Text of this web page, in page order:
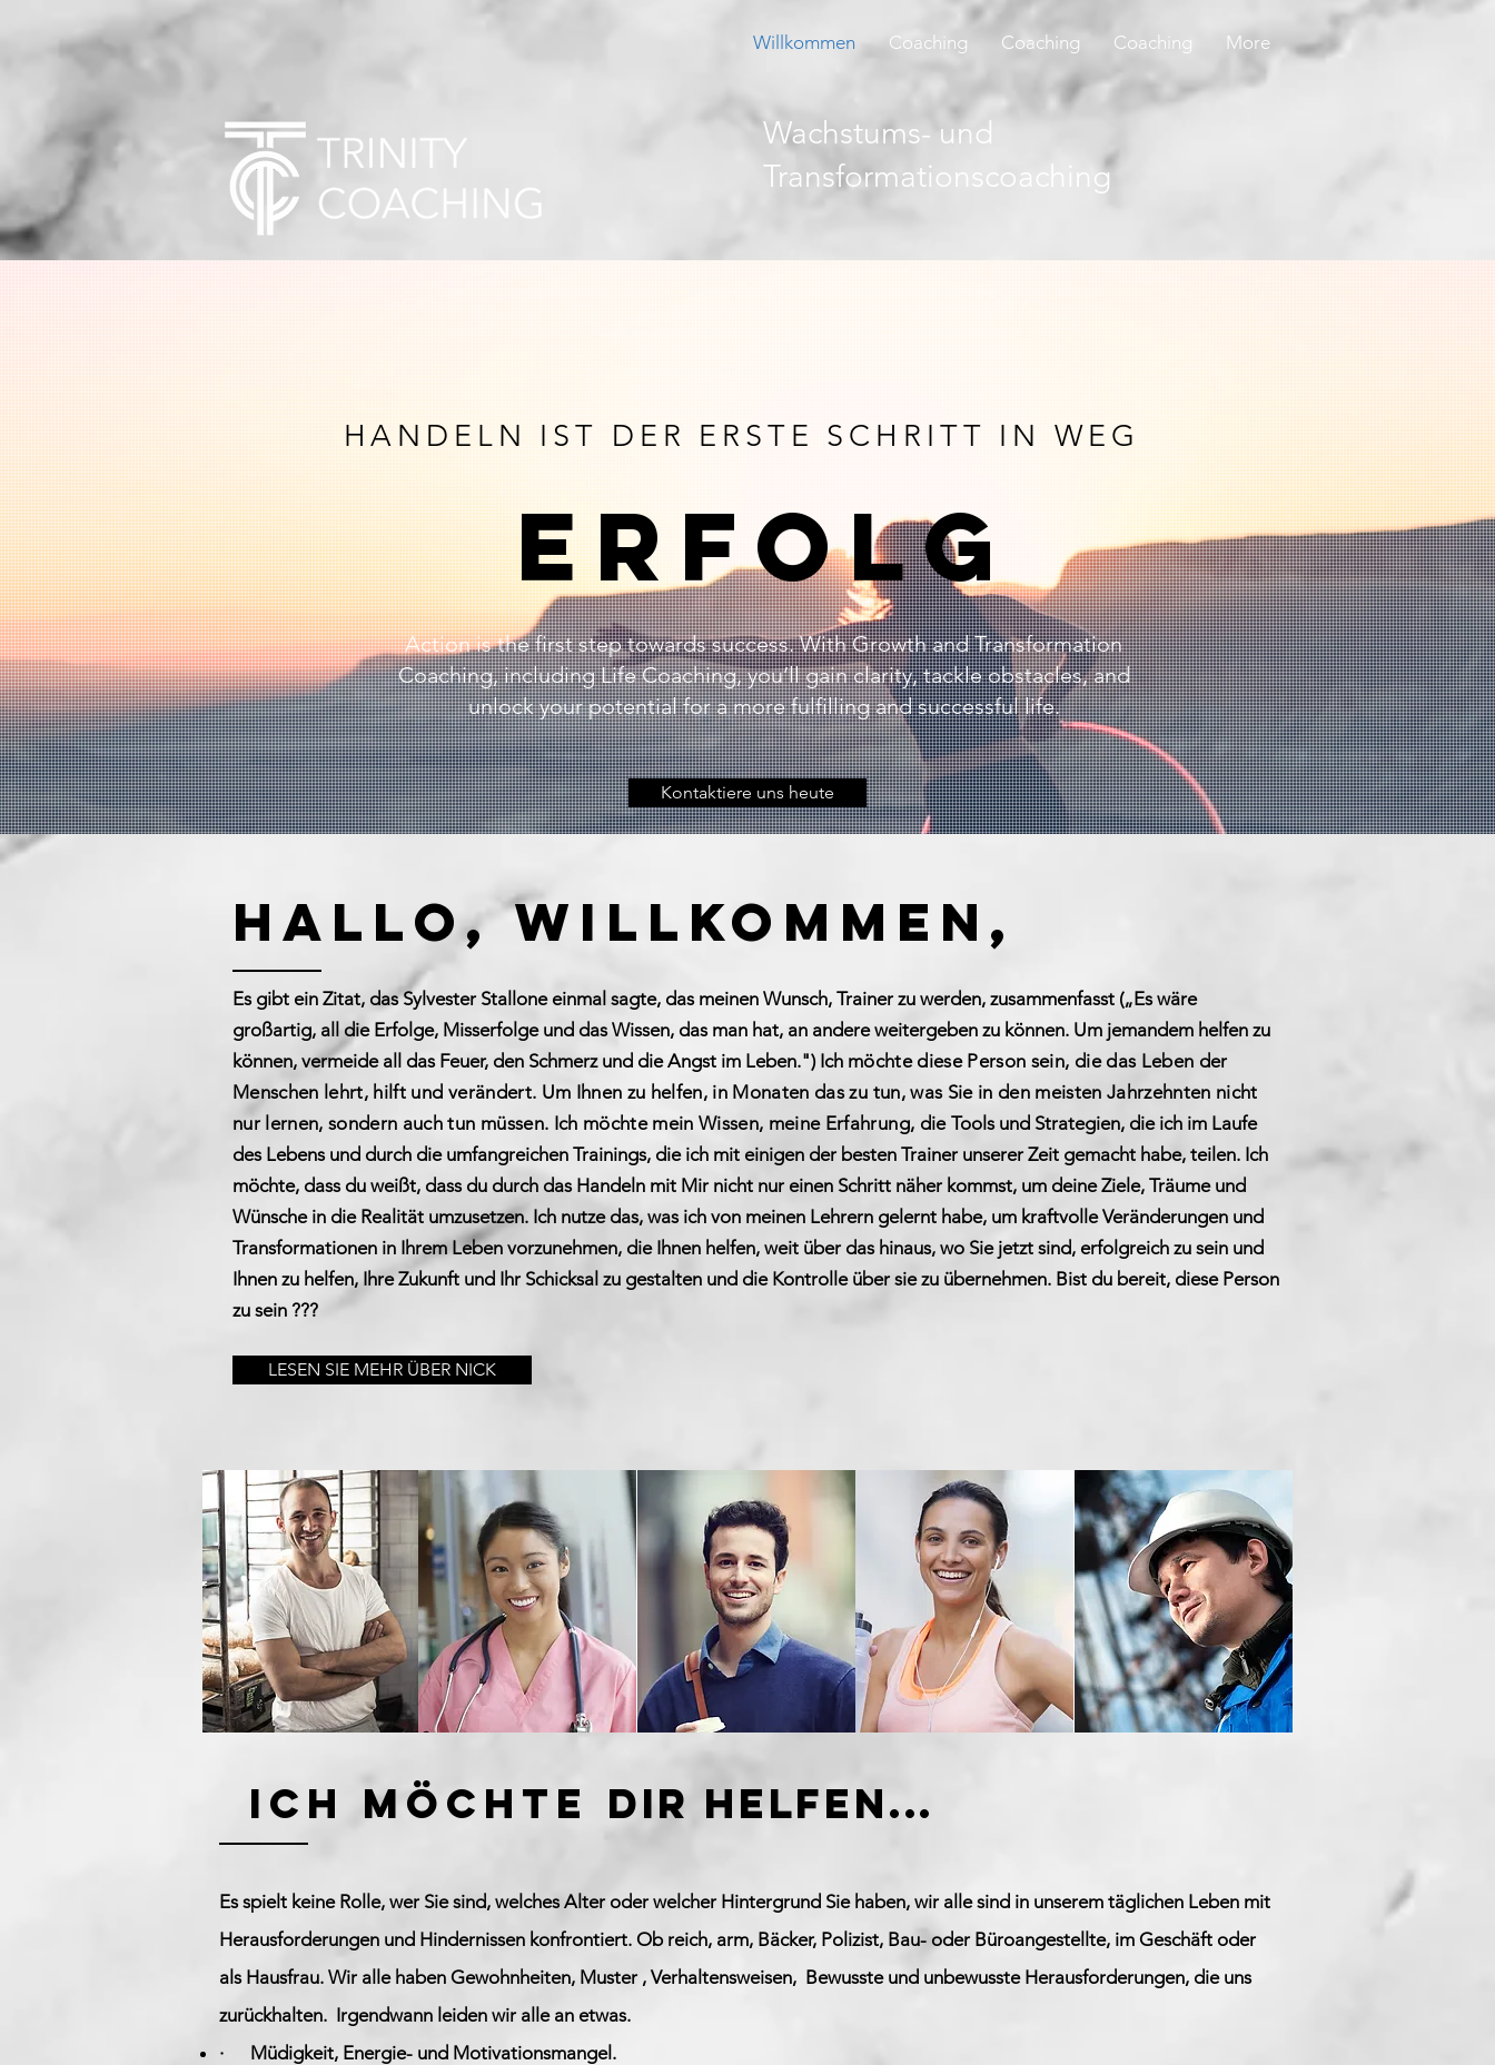
Willkommen Coaching Coaching Coaching More
Wachstums- und
Transformationscoaching
HANDELN IST DER ERSTE SCHRITT IN WEG
ERFOLG
Action is the first step towards success. With Growth and Transformation
Coaching, including Life Coaching, you’ll gain clarity, tackle obstacles, and
unlock your potential for a more fulfilling and successful life.
Kontaktiere uns heute
Hallo, willkommen,
Es gibt ein Zitat, das Sylvester Stallone einmal sagte, das meinen Wunsch, Trainer zu werden, zusammenfasst („Es wäre
großartig, all die Erfolge, Misserfolge und das Wissen, das man hat, an andere weitergeben zu können. Um jemandem helfen zu
können, vermeide all das Feuer, den Schmerz und die Angst im Leben.") Ich möchte diese Person sein, die das Leben der
Menschen lehrt, hilft und verändert. Um Ihnen zu helfen, in Monaten das zu tun, was Sie in den meisten Jahrzehnten nicht
nur lernen, sondern auch tun müssen. Ich möchte mein Wissen, meine Erfahrung, dieTools und Strategien, die ich im Laufe
des Lebens und durch die umfangreichen Trainings, die ich mit einigen der besten Trainer unserer Zeit gemacht habe, teilen. Ich
möchte, dass du weißt, dass du durch das Handeln mit Mir nicht nur einen Schritt näher kommst, um deine Ziele, Träume und
Wünsche in die Realität umzusetzen. Ich nutze das, was ich von meinen Lehrern gelernt habe, um kraftvolle Veränderungen und
Transformationen in Ihrem Leben vorzunehmen, die Ihnen helfen, weit über das hinaus, wo Sie jetzt sind, erfolgreich zu sein und
Ihnen zu helfen, Ihre Zukunft und Ihr Schicksal zu gestalten und die Kontrolle über sie zu übernehmen. Bist du bereit, diese Person
zu sein ???
LESEN SIE MEHR ÜBER NICK
ich möchte dir helfen...
Es spielt keine Rolle, wer Sie sind, welches Alter oder welcher Hintergrund Sie haben, wir alle sind in unserem täglichen Leben mit
Herausforderungen und Hindernissen konfrontiert. Ob reich, arm, Bäcker, Polizist, Bau- oder Büroangestellte, im Geschäft oder
als Hausfrau. Wir alle haben Gewohnheiten, Muster , Verhaltensweisen, Bewusste und unbewusste Herausforderungen, die uns
zurückhalten. Irgendwann leiden wir alle an etwas.
·
Müdigkeit, Energie- und Motivationsmangel.